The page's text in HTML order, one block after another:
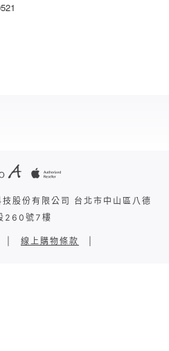
份有限公司 台北市中山區八德
260號7樓
線上購物條款